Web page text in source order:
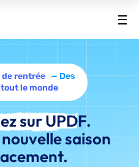
de rentrée — Des
tout le monde
sur UPDF.
saison